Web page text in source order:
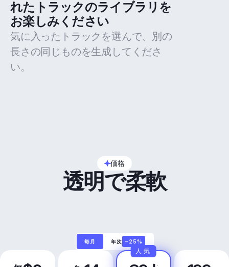
れたトラックのライブラリを
お楽しみください
気に入ったトラックを選んで、別の
長さの同じものを生成してくださ
い。
価格
透明で柔軟
毎月 年次 −25%
人気